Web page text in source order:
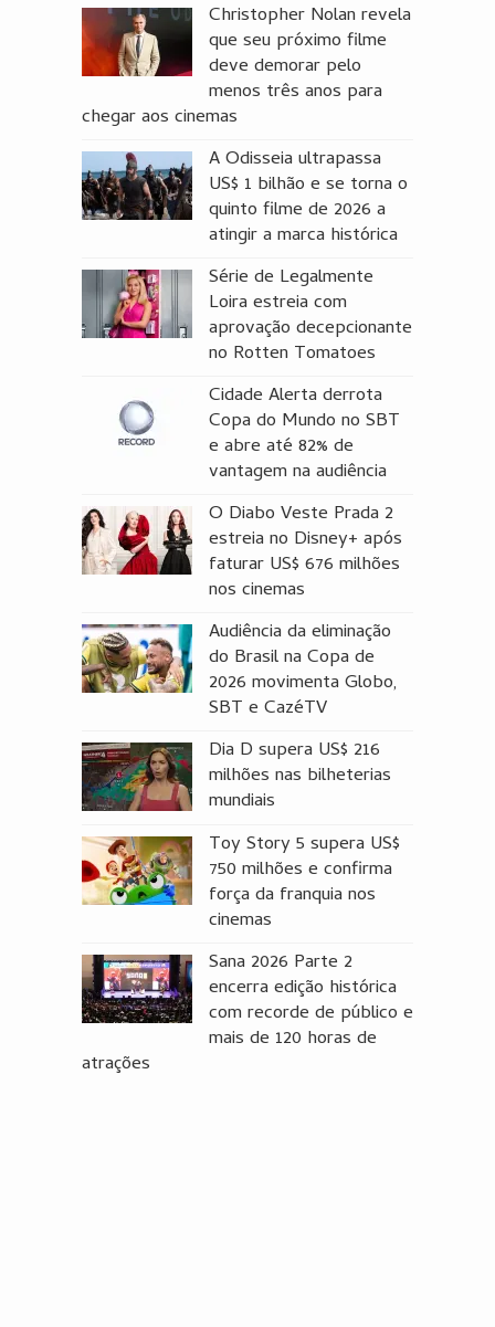
Christopher Nolan revela
que seu próximo filme
deve demorar pelo
menos três anos para
chegar aos cinemas
A Odisseia ultrapassa
US$ 1 bilhão e se torna o
quinto filme de 2026 a
atingir a marca histórica
Série de Legalmente
Loira estreia com
aprovação decepcionante
no Rotten Tomatoes
Cidade Alerta derrota
Copa do Mundo no SBT
e abre até 82% de
vantagem na audiência
O Diabo Veste Prada 2
estreia no Disney+ após
faturar US$ 676 milhões
nos cinemas
Audiência da eliminação
do Brasil na Copa de
2026 movimenta Globo,
SBT e CazéTV
Dia D supera US$ 216
milhões nas bilheterias
mundiais
Toy Story 5 supera US$
750 milhões e confirma
força da franquia nos
cinemas
Sana 2026 Parte 2
encerra edição histórica
com recorde de público e
mais de 120 horas de
atrações